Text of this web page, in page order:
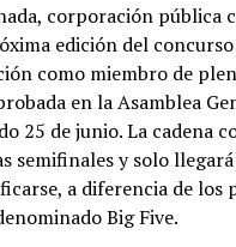
corporación pública
edición del concurso
como miembro de
en la Asamblea
25 de junio. La cadena
semifinales y solo
a diferencia de los
Big Five.